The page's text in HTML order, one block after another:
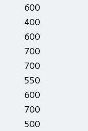
600
400
600
700
700
550
600
700
500